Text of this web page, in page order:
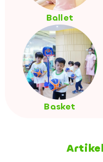
Ballet
Basket